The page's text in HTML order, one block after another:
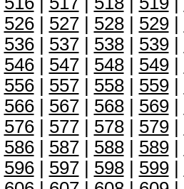
526| 527| 528| 529|
536| 537| 538| 539|
546| 547| 548| 549|
556| 557| 558| 559|
566| 567| 568| 569|
576| 577| 578| 579|
586| 587| 588| 589|
596| 597| 598| 599|